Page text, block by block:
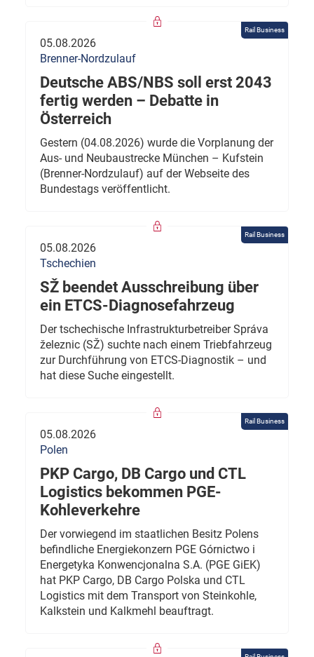
Rail Business
05.08.2026
Brenner-Nordzulauf
Deutsche ABS/NBS soll erst 2043
fertig werden – Debatte in
Österreich
Gestern (04.08.2026) wurde die Vorplanung der
Aus- und Neubaustrecke München – Kufstein
(Brenner-Nordzulauf) auf der Webseite des
Bundestags veröffentlicht.
Rail Business
05.08.2026
Tschechien
SŽ beendet Ausschreibung über
ein ETCS-Diagnosefahrzeug
Der tschechische Infrastrukturbetreiber Správa
železnic (SŽ) suchte nach einem Triebfahrzeug
zur Durchführung von ETCS-Diagnostik – und
hat diese Suche eingestellt.
Rail Business
05.08.2026
Polen
PKP Cargo, DB Cargo und CTL
Logistics bekommen PGE-
Kohleverkehre
Der vorwiegend im staatlichen Besitz Polens
befindliche Energiekonzern PGE Górnictwo i
Energetyka Konwencjonalna S.A. (PGE GiEK)
hat PKP Cargo, DB Cargo Polska und CTL
Logistics mit dem Transport von Steinkohle,
Kalkstein und Kalkmehl beauftragt.